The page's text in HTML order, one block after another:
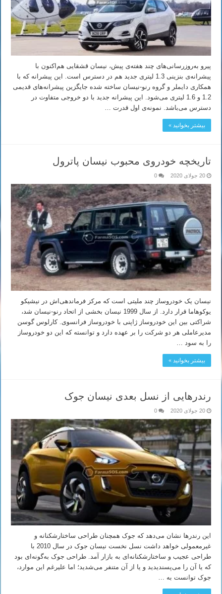
پیرو به‌روزرسانی‌های چند هفته‌ی پیش، نیسان قشقایی هم‌اکنون با
پیشرانه‌ی بنزینی 1.3 لیتری جدید هم در دسترس است. این پیشرانه که با
همکاری دایملر و گروه رنو-نیسان ساخته شده جایگزین پیشرانه‌های قدیمی
1.2 و 1.6 لیتری می‌شود. این پیشرانه جدید با دو خروجی متفاوت در
دسترس می‌باشد. نمونه‌ی اول قدرت …
بیشتر بخوانید »
تاریخچه خودروی محبوب نیسان پاترول
20 جولای 2020 0
نیسان یک خودروساز چند ملیتی است که مرکز فرماندهی‌اش در نیشیکو
یوکوهاما قرار دارد. از سال 1999 نیسان بخشی از اتحاد رنو-نیسان شد،
شراکتی بین این خودروساز ژاپنی با خودروساز فرانسوی. کارلوس گوسن
مدیرعاملی هر دو شرکت را بر عهده دارد و توانسته که این دو خودروساز
را به سود …
بیشتر بخوانید »
رندرهایی از نسل بعدی نیسان جوک
20 جولای 2020 0
این رندرها نشان می‌دهد که جوک همچنان طراحی ساختارشکنانه و
غیرمعمولی خواهد داشت نسل نخست نیسان جوک در سال 2010 با
طراحی عجیب و ساختارشکنانه‌ای به بازار آمد. طراحی جوک به‌گونه‌ای بود
که یا آن را می‌پسندیدید و یا از آن متنفر می‌شدید؛ اما علیرغم این موارد،
جوک توانست به …